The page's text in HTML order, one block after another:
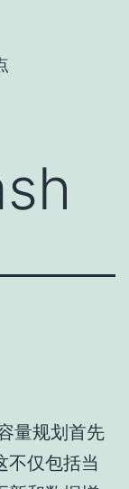
量规划首先
不仅包括当